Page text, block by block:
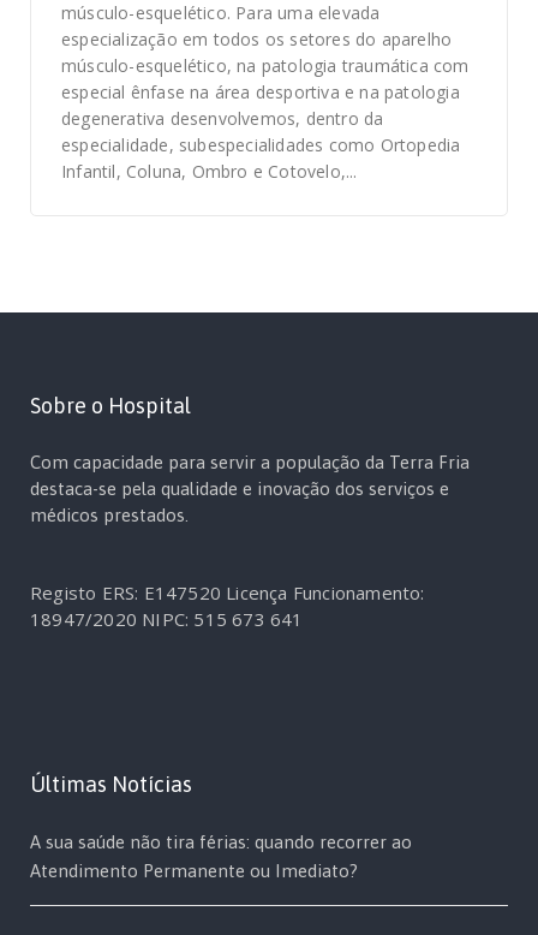
músculo-esquelético. Para uma elevada
especialização em todos os setores do aparelho
músculo-esquelético, na patologia traumática com
especial ênfase na área desportiva e na patologia
degenerativa desenvolvemos, dentro da
especialidade, subespecialidades como Ortopedia
Infantil, Coluna, Ombro e Cotovelo,...
Sobre o Hospital
Com capacidade para servir a população da Terra Fria
destaca-se pela qualidade e inovação dos serviços e
médicos prestados.
Registo ERS: E147520 Licença Funcionamento:
18947/2020 NIPC: 515 673 641
Últimas Notícias
A sua saúde não tira férias: quando recorrer ao
Atendimento Permanente ou Imediato?